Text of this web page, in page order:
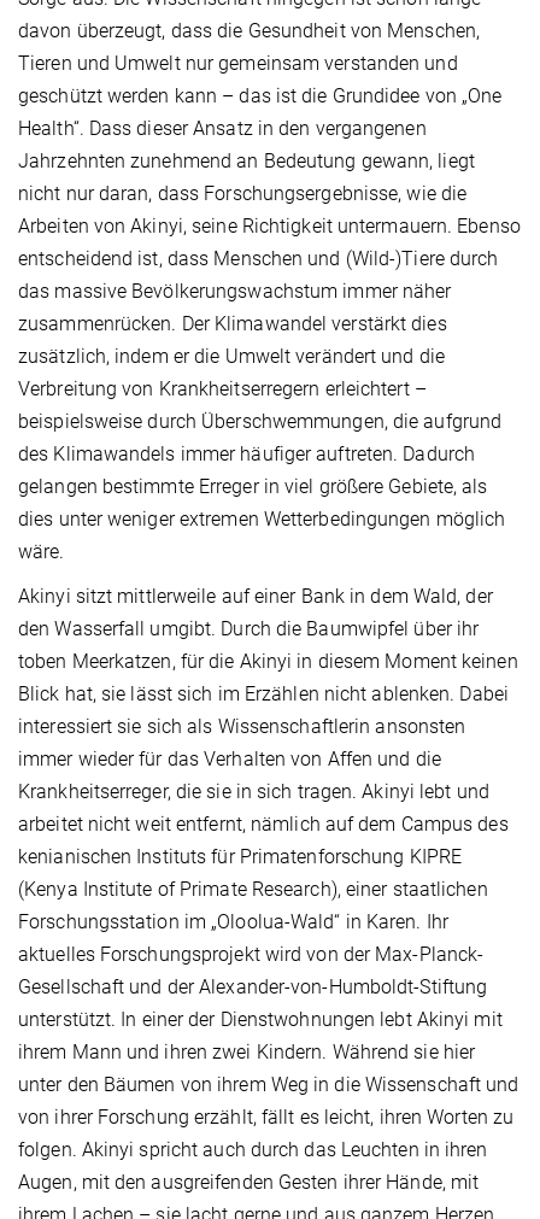
davon überzeugt, dass die Gesundheit von Menschen,
Tieren und Umwelt nur gemeinsam verstanden und
geschützt werden kann – das ist die Grundidee von „One
Health“. Dass dieser Ansatz in den vergangenen
Jahrzehnten zunehmend an Bedeutung gewann, liegt
nicht nur daran, dass Forschungsergebnisse, wie die
Arbeiten von Akinyi, seine Richtigkeit untermauern. Ebenso
entscheidend ist, dass Menschen und (Wild-)Tiere durch
das massive Bevölkerungswachstum immer näher
zusammenrücken. Der Klimawandel verstärkt dies
zusätzlich, indem er die Umwelt verändert und die
Verbreitung von Krankheitserregern erleichtert –
beispielsweise durch Überschwemmungen, die aufgrund
des Klimawandels immer häufiger auftreten. Dadurch
gelangen bestimmte Erreger in viel größere Gebiete, als
dies unter weniger extremen Wetterbedingungen möglich
wäre.
Akinyi sitzt mittlerweile auf einer Bank in dem Wald, der
den Wasserfall umgibt. Durch die Baumwipfel über ihr
toben Meerkatzen, für die Akinyi in diesem Moment keinen
Blick hat, sie lässt sich im Erzählen nicht ablenken. Dabei
interessiert sie sich als Wissenschaftlerin ansonsten
immer wieder für das Verhalten von Affen und die
Krankheitserreger, die sie in sich tragen. Akinyi lebt und
arbeitet nicht weit entfernt, nämlich auf dem Campus des
kenianischen Instituts für Primatenforschung KIPRE
(Kenya Institute of Primate Research), einer staatlichen
Forschungsstation im „Oloolua-Wald“ in Karen. Ihr
aktuelles Forschungsprojekt wird von der Max-Planck-
Gesellschaft und der Alexander-von-Humboldt-Stiftung
unterstützt. In einer der Dienstwohnungen lebt Akinyi mit
ihrem Mann und ihren zwei Kindern. Während sie hier
unter den Bäumen von ihrem Weg in die Wissenschaft und
von ihrer Forschung erzählt, fällt es leicht, ihren Worten zu
folgen. Akinyi spricht auch durch das Leuchten in ihren
Augen, mit den ausgreifenden Gesten ihrer Hände, mit